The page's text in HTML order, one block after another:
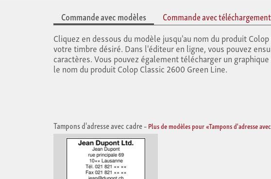
Commande avec modèles Commande avec
Cliquez en dessous du modèle jusqu'au nom du produit
votre timbre désiré. Dans l'éditeur en ligne, vous pouvez
caractères. Vous pouvez également télécharger un
le nom du produit Colop Classic 2600 Green Line.
Tampons d'adresse avec cadre–Plus de modèles pour «Tampons d'adresse